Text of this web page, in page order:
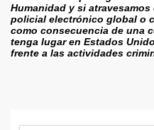
Humanidad y si
policial electrónico global o
como consecuencia de una
tenga lugar en Estados
frente a las actividades